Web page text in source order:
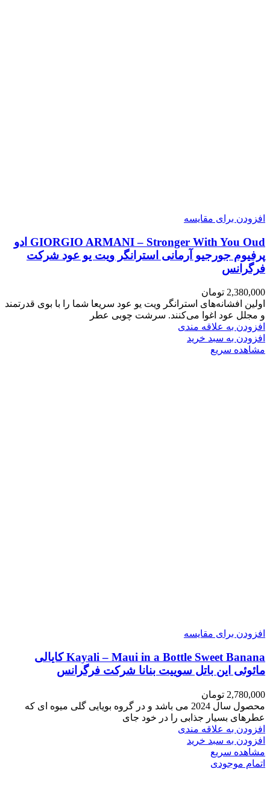
افزودن برای مقایسه
GIORGIO ARMANI – Stronger With You Oud ادو
پرفیوم جورجیو آرمانی استرانگر ویت یو عود شرکت
فرگرانس
2,380,000 تومان
اولین افشانه‌های استرانگر ویت یو عود سریعا شما را با بوی قدرتمند
و مجلل عود اغوا می‌کنند. سرشت چوبی عطر
افزودن به علاقه مندی
افزودن به سبد خرید
مشاهده سریع
افزودن برای مقایسه
Kayali – Maui in a Bottle Sweet Banana کایالی
مائوئی این باتل سوییت بنانا شرکت فرگرانس
2,780,000 تومان
محصول سال 2024 می باشد و در گروه بویایی گلی میوه ای که
عطرهای بسیار جذابی را در خود جای
افزودن به علاقه مندی
افزودن به سبد خرید
مشاهده سریع
اتمام موجودی